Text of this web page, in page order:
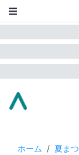
ホーム / 夏ま